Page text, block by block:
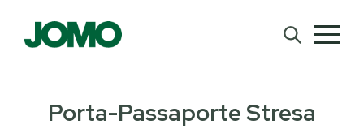
Porta-Passaporte Stresa